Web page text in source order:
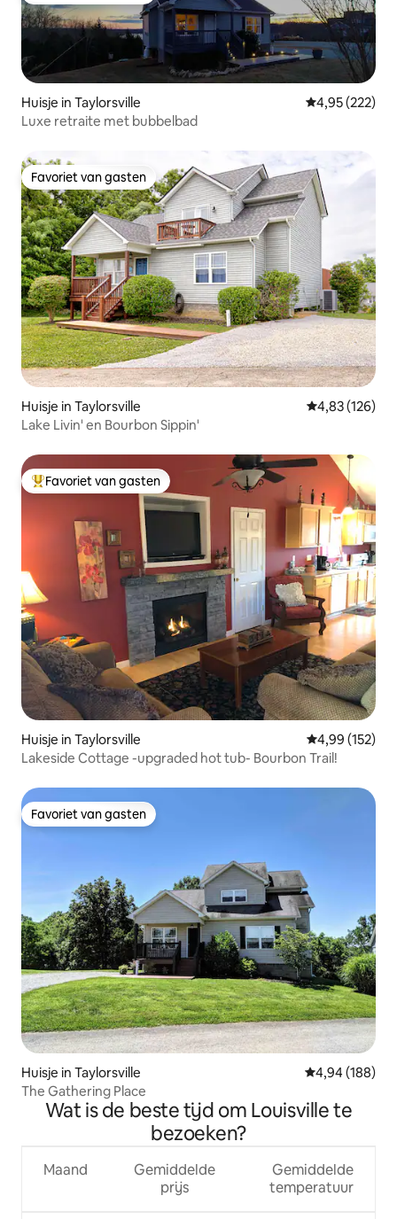
Huisje in Taylorsville Gemiddelde
4,95 (222)
Luxe retraite met bubbelbad
Favoriet van gasten
Favoriet van gasten
Huisje in Taylorsville Gemiddelde
4,83 (126)
Lake Livin' en Bourbon Sippin'
Topfavoriet van gasten
Favoriet van gasten
Huisje in Taylorsville Gemiddelde
4,99 (152)
Lakeside Cottage -upgraded hot tub- Bourbon Trail!
Favoriet van gasten
Favoriet van gasten
Huisje in Taylorsville Gemiddelde
4,94 (188)
The Gathering Place
Wat is de beste tijd om Louisville te
bezoeken?
Maand
Gemiddelde
prijs
Gemiddelde
temperatuur